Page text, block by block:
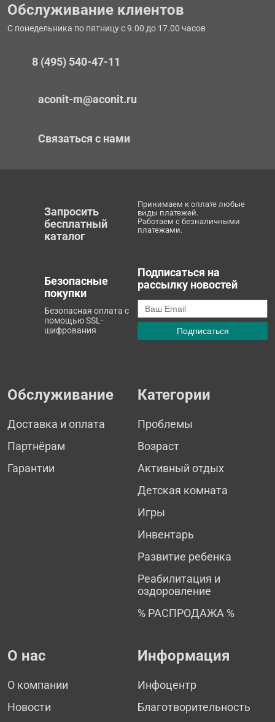
Обслуживание клиентов
С понедельника по пятницу с 9.00 до 17.00 часов
8 (495) 540-47-11
aconit-m@aconit.ru
Связаться с нами
Запросить
бесплатный
каталог
Принимаем к оплате любые
виды платежей.
Работаем с безналичными
платежами.
Безопасные
покупки
Безопасная оплата с
помощью SSL-
шифрования
Подписаться на
рассылку новостей
Обслуживание
Доставка и оплата
Партнёрам
Гарантии
Категории
Проблемы
Возраст
Активный отдых
Детская комната
Игры
Инвентарь
Развитие ребенка
Реабилитация и
оздоровление
% РАСПРОДАЖА %
О нас
О компании
Новости
Информация
Инфоцентр
Благотворительность